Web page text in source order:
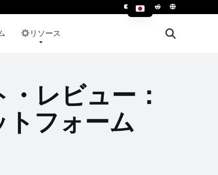
リソース
レビュー：
フォーム